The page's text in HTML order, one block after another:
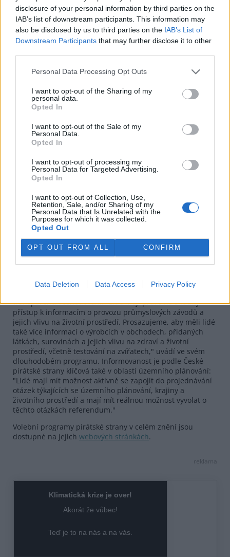
disclosure of your personal information by third parties on the
IAB’s list of downstream participants. This information may
also be disclosed by us to third parties on the IAB’s List of
Downstream Participants that may further disclose it to other
Personal Data Processing Opt Outs
I want to opt-out of the Sharing of my
personal data.
Opted In
I want to opt-out of the Sale of my
Personal Data.
Opted In
I want to opt-out of processing my
Personal Data for Targeted Advertising.
Opted In
I want to opt-out of Collection, Use,
Retention, Sale, and/or Sharing of my
Personal Data that Is Unrelated with the
Purposes for which it was collected.
Opted Out
OPT OUT FROM ALL CONFIRM
Data Deletion Data Access Privacy Policy
podhodnocení obnovitelných zdrojů či úspor energie a
nevyváženost hodnocení negativních dopadů výstavby a
provozu různých zdrojů energie.
Energetika má být podle programu strany postavená na
inovacích, nových technologiích, tržním prostředí a
rozmanitosti. Podporují investice do veřejného výzkumu a
průhlednost veřejných institucí v energetice.
Z volebního programu
strana dále omezit přímé ekologické dotace, byrokratické
mechanismy a umělé zavádění tržních principů do ochrany
životního prostředí (obchod s emisními povolenkami). "Za
na které se vážou negativní externality, a daňové
zvýhodnění šetrnějších technologií (recyklovatelné obalové
materiály, bezemisní technologie, elektromobily apod.),"
uvádí Piráti.
Naopak podporují efektivní recyklaci a omezování odpadu,
prosazují lepší využití druhotných surovin a energetické
využití bioodpadů jako obnovitelného zdroje energie.
"Materiály, které je možné znovu použít, nesmí končit ve
spalovnách nebo na skládkách," píší.
Nerostné bohatství má být státem oceněno lépe. Ceny, za
transparenci rozhodování. "Lidé mají právo na snadný
přístup k informacím o provozu průmyslových závodů a
jejich vlivu na životní prostředí. Prosazujeme, aby měli lidé
také více informací o výrobcích v obchodech, přidaných
látkách, surovinách a jejich vlivu na zdraví a životní
prostředí, včetně testování na zvířatech," uvádí ve svém
dlouhodobém programu. Informovanost je podle České
pirátské strany klíčová také v oblasti územního plánování:
"Lidé mají mít možnost aktivně se zapojit do projednávání
otázek týkajících se územního plánování, krajiny a
životního prostředí a mají mít reálnou možnost vyvolat o
těchto otázkách referendum."
Volební programy pirátské strany v celém znění jsou
dostupné na jejich webových stránkách.
reklama